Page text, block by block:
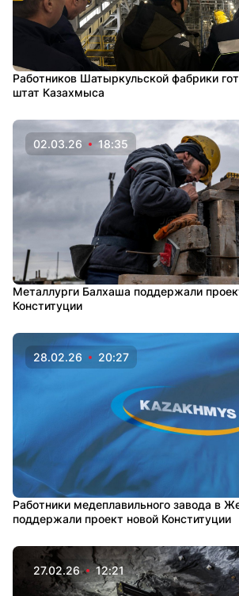
Работников Шатыркульской фабрики
штат Казахмыса
02.03.26 18:35
Металлурги Балхаша поддержали
Конституции
28.02.26 20:27
Работники медеплавильного завода в
поддержали проект новой Конституции
27.02.26 12:21